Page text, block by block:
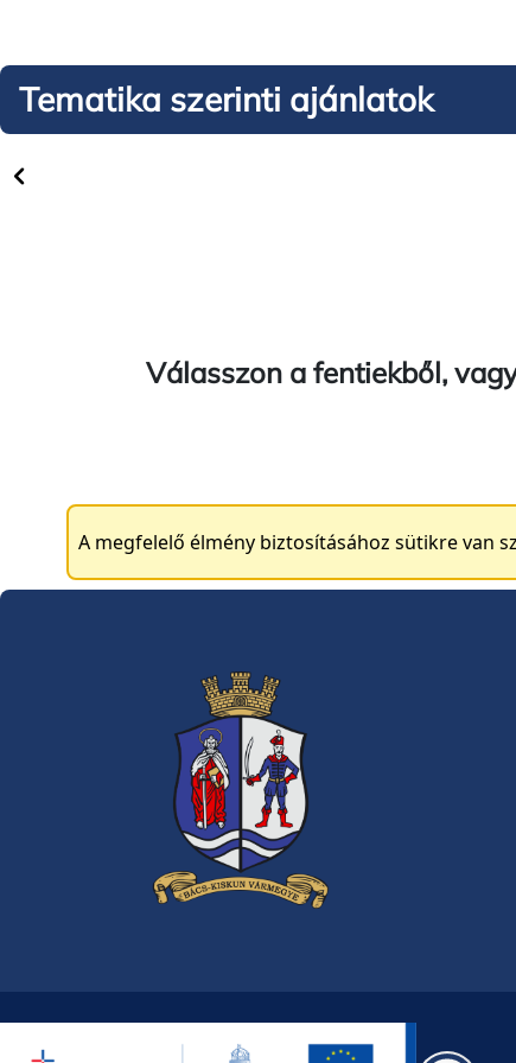
/ 1
Tematika szerinti ajánlatok
Válasszon a fentiekből,
A megfelelő élmény biztosításához sütikre van